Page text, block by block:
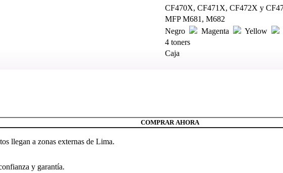
CF470X, CF471X, CF472X y
MFP M681, M682
Negro Magenta Yellow
4 toners
Caja
COMPRAR AHORA
llegan a zonas externas de Lima.
y garantía.